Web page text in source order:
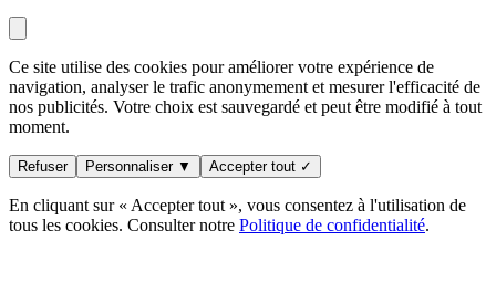
Ce site utilise des cookies pour améliorer votre expérience de
navigation, analyser le trafic anonymement et mesurer l'efficacité de
nos publicités. Votre choix est sauvegardé et peut être modifié à tout
moment.
Refuser Personnaliser ▼ Accepter tout ✓
En cliquant sur « Accepter tout », vous consentez à l'utilisation de
tous les cookies. Consulter notre Politique de confidentialité.